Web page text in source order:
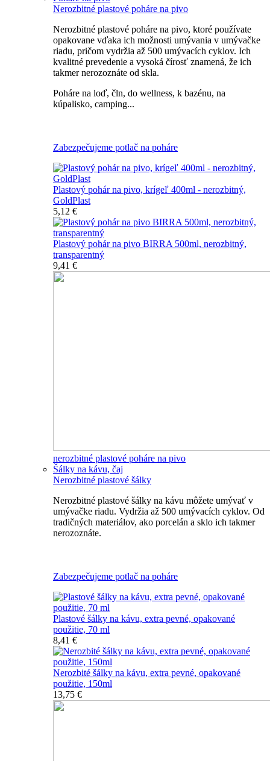
Nerozbitné plastové poháre na pivo
Nerozbitné plastové poháre na pivo, ktoré používate
opakovane vďaka ich možnosti umývania v umývačke
riadu, pričom vydržia až 500 umývacích cyklov. Ich
kvalitné prevedenie a vysoká čírosť znamená, že ich
takmer nerozoznáte od skla.
Poháre na loď, čln, do wellness, k bazénu, na
kúpalisko, camping...
Zabezpečujeme potlač na poháre
Plastový pohár na pivo, krígeľ 400ml - nerozbitný,
GoldPlast
5,12 €
Plastový pohár na pivo BIRRA 500ml, nerozbitný,
transparentný
9,41 €
nerozbitné plastové poháre na pivo
Šálky na kávu, čaj
Nerozbitné plastové šálky
Nerozbitné plastové šálky na kávu môžete umývať v
umývačke riadu. Vydržia až 500 umývacích cyklov. Od
tradičných materiálov, ako porcelán a sklo ich takmer
nerozoznáte.
Zabezpečujeme potlač na poháre
Plastové šálky na kávu, extra pevné, opakované
použitie, 70 ml
8,41 €
Nerozbité šálky na kávu, extra pevné, opakované
použitie, 150ml
13,75 €